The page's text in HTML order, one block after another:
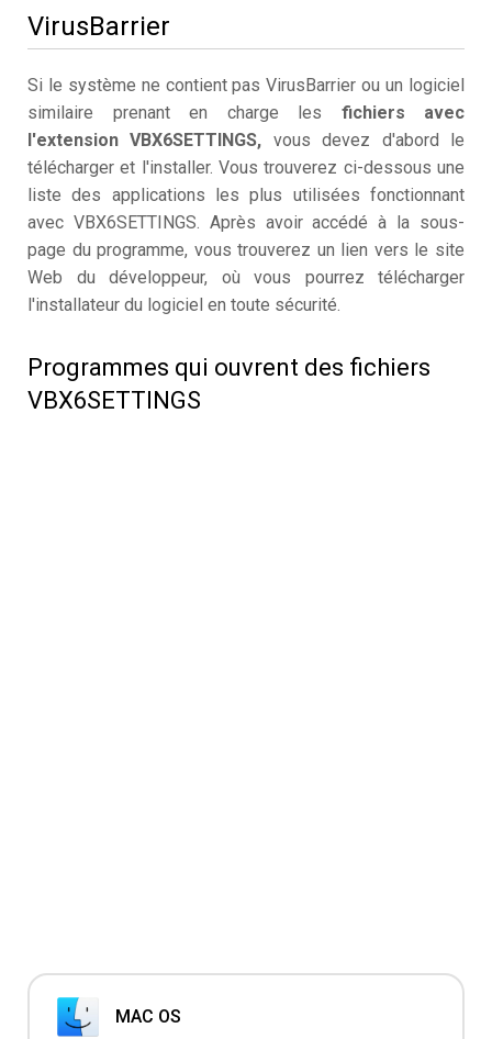
VirusBarrier
Si le système ne contient pas VirusBarrier ou un logiciel
similaire prenant en charge les fichiers avec
l'extension VBX6SETTINGS, vous devez d'abord le
télécharger et l'installer. Vous trouverez ci-dessous une
liste des applications les plus utilisées fonctionnant
avec VBX6SETTINGS. Après avoir accédé à la sous-
page du programme, vous trouverez un lien vers le site
Web du développeur, où vous pourrez télécharger
l'installateur du logiciel en toute sécurité.
Programmes qui ouvrent des fichiers
VBX6SETTINGS
MAC OS